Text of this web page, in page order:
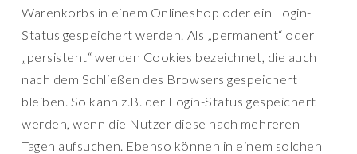
Warenkorbs in einem Onlineshop oder ein Login-
Status gespeichert werden. Als „permanent“ oder
„persistent“ werden Cookies bezeichnet, die auch
nach dem Schließen des Browsers gespeichert
bleiben. So kann z.B. der Login-Status gespeichert
werden, wenn die Nutzer diese nach mehreren
Tagen aufsuchen. Ebenso können in einem solchen